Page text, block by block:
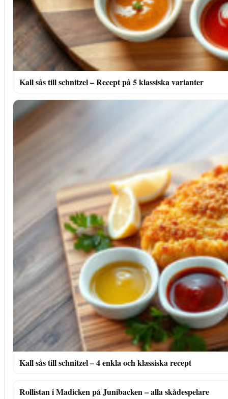
Kall sås till schnitzel – Recept på 5 klassiska varianter
Kall sås till schnitzel – 4 enkla och klassiska recept
Rollistan i Madicken på Junibacken – alla skådespelare